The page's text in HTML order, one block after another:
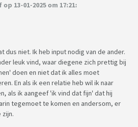
13-01-2025 om 17:21:
dus niet. Ik heb input nodig van de ander.
leuk vind, waar diegene zich prettig bij
doen en niet dat ik alles moet
En als ik een relatie heb wil ik naar
als ik aangeef 'ik vind dat fijn' dat hij
tegemoet te komen en andersom, er